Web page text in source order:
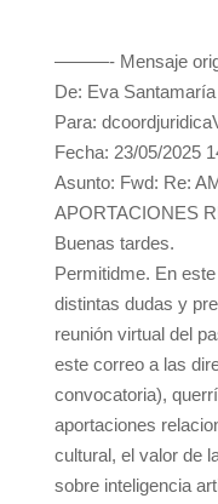
———- Mensaje
De: Eva
Para:
Fecha: 23/05/2025
Asunto: Fwd: Re:
APORTACIONES
Buenas tardes.
Permitidme. En
distintas dudas y
reunión virtual del
este correo a las
convocatoria),
aportaciones
cultural, el valor de
sobre inteligencia